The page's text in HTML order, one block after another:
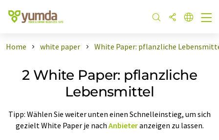
Home white paper White Paper: pflanzliche
2 White Paper: pflanzliche
Lebensmittel
Tipp: Wählen Sie weiter unten einen Schnelleinstieg, um sich
gezielt White Paper je nach Anbieteranzeigen zu lassen.